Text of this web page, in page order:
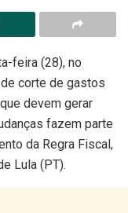
feira (28), no
corte de gastos
devem gerar
fazem parte
da Regra Fiscal,
Lula (PT).